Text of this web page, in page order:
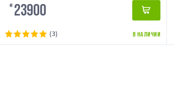
₴ 23900
В НАЛИЧИИ
(3)